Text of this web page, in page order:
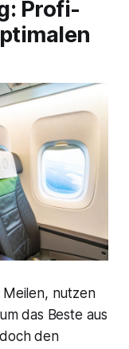
Profi-
Meilen, nutzen
das Beste aus
den